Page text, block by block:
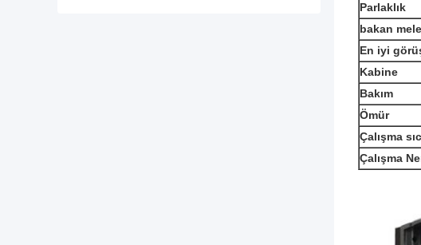
Parlaklık
bakan
En iyi
Kabine
Bakım
Ömür
Çalışma
Çalışma